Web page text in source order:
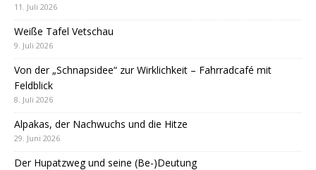
11. Juli 2026
Weiße Tafel Vetschau
9. Juli 2026
Von der „Schnapsidee“ zur Wirklichkeit – Fahrradcafé mit
Feldblick
8. Juli 2026
Alpakas, der Nachwuchs und die Hitze
29. Juni 2026
Der Hupatzweg und seine (Be-)Deutung